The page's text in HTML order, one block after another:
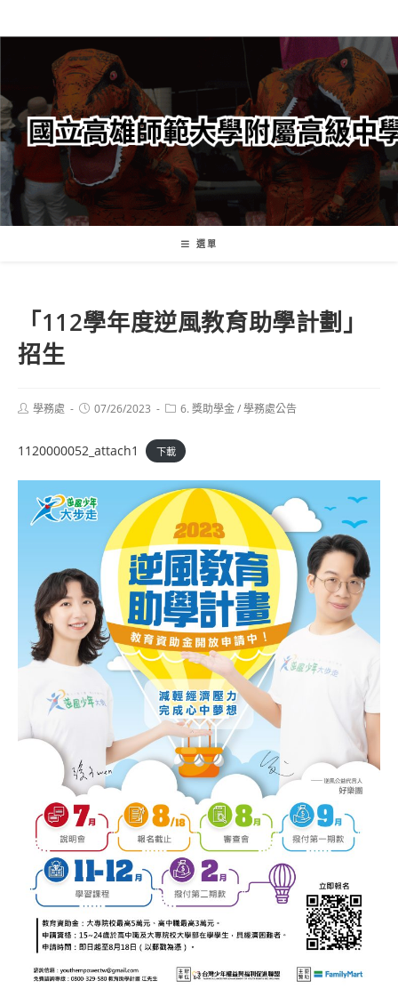
轉
要
內
容
選單
「112學年度逆風教育助學計劃」
招生
Post學務處
Post07/26/2023
Post6. 獎助學金/學務處公告
1120000052_attach1 下載